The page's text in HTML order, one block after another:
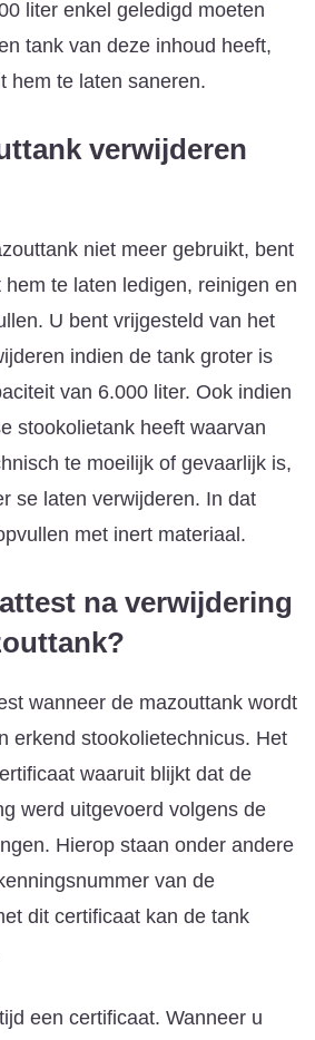
liter enkel geledigd moeten
tank van deze inhoud heeft,
hem te laten saneren.
verwijderen
niet meer gebruikt, bent
te laten ledigen, reinigen en
U bent vrijgesteld van het
indien de tank groter is
van 6.000 liter. Ook indien
stookolietank heeft waarvan
te moeilijk of gevaarlijk is,
se laten verwijderen. In dat
met inert materiaal.
na verwijdering
wanneer de mazouttank wordt
erkend stookolietechnicus. Het
waaruit blijkt dat de
werd uitgevoerd volgens de
Hierop staan onder andere
van de
dit certificaat kan de tank
een certificaat. Wanneer u